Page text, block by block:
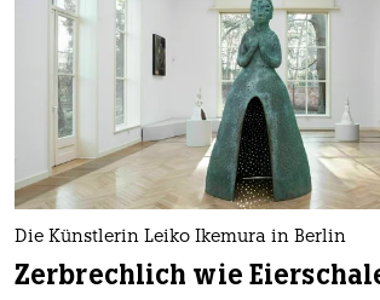
Die Künstlerin Leiko Ikemura in Berlin
Zerbrechlich wie